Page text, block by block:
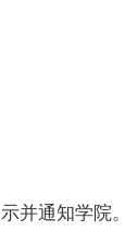
并通知学院